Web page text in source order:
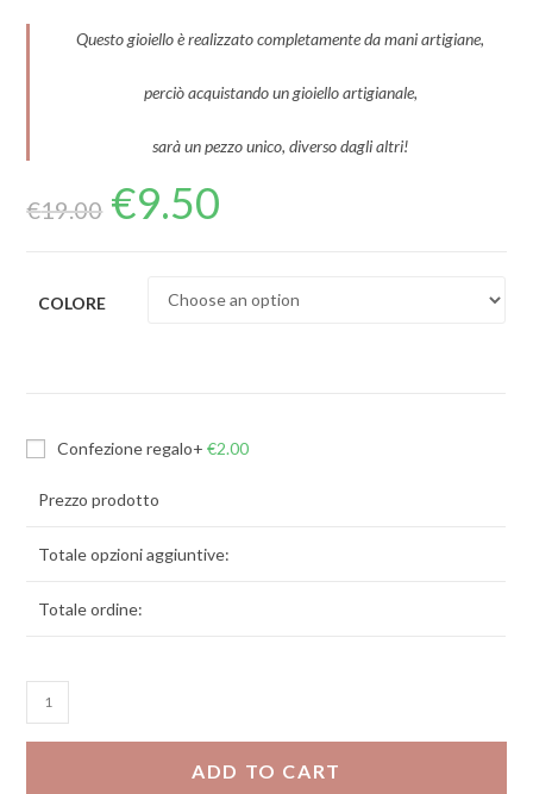
Questo gioiello è realizzato completamente da mani artigiane,
perciò acquistando un gioiello artigianale,
sarà un pezzo unico, diverso dagli altri!
€19.00 €9.50
COLORE
Confezione regalo+ €2.00
Prezzo prodotto
Totale opzioni aggiuntive:
Totale ordine:
Orecchini
Bomb
ADD TO CART